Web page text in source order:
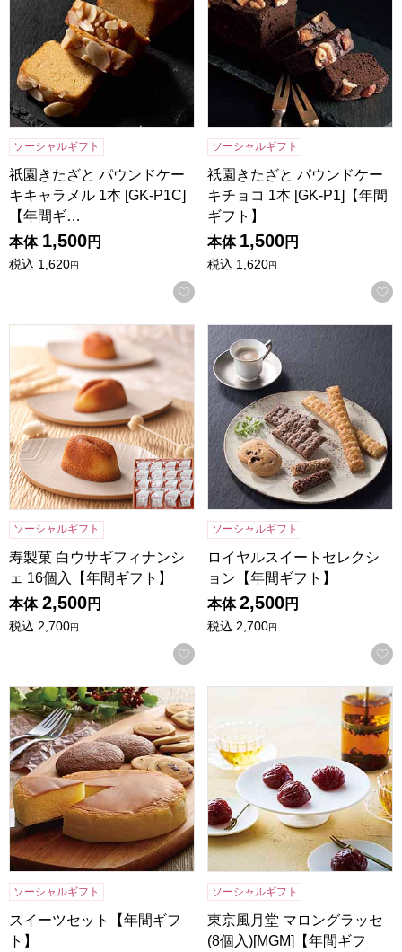
ソーシャルギフト
祇園きたざと パウンドケー
キキャラメル 1本 [GK-P1C]
【年間ギ…
本体 1,500円
税込 1,620円
お気に入りに登録する
ソーシャルギフト
祇園きたざと パウンドケー
キチョコ 1本 [GK-P1]【年間
ギフト】
本体 1,500円
税込 1,620円
寿製菓 白ウサギフィナンシェ 16個入【年間ギフト】
ソーシャルギフト
寿製菓 白ウサギフィナンシ
ェ 16個入【年間ギフト】
本体 2,500円
税込 2,700円
お気に入りに登録する
ロイヤルスイートセレクショ
ソーシャルギフト
ロイヤルスイートセレクシ
ョン【年間ギフト】
本体 2,500円
税込 2,700円
スイーツセット【年間ギフト】
ソーシャルギフト
スイーツセット【年間ギフ
ト】
東京風月堂 マロングラッセ
ソーシャルギフト
東京風月堂 マロングラッセ
(8個入)[MGM]【年間ギフ